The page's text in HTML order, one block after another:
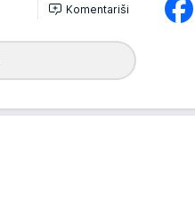
Komentariši